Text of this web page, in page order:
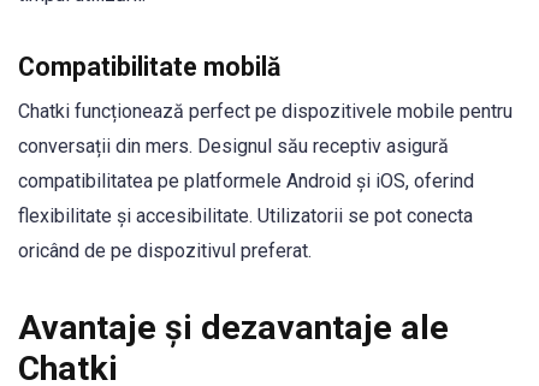
Compatibilitate mobilă
Chatki funcționează perfect pe dispozitivele mobile pentru
conversații din mers. Designul său receptiv asigură
compatibilitatea pe platformele Android și iOS, oferind
flexibilitate și accesibilitate. Utilizatorii se pot conecta
oricând de pe dispozitivul preferat.
Avantaje și dezavantaje ale
Chatki